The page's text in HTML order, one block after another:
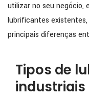
utilizar no seu negócio,
lubrificantes
principais diferenças
Tipos de
industriais